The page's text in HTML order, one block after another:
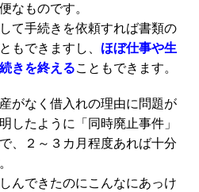
なものです。
て手続きを依頼すれば書類の
もできますし、 ほぼ仕事や生
きを終えることもできます。
がなく借入れの理由に問題が
したように「同時廃止事件」
、２～３カ月程度あれば十分
んできたのにこんなにあっけ